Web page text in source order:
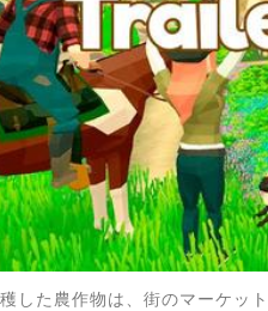
した農作物は、街のマーケッ